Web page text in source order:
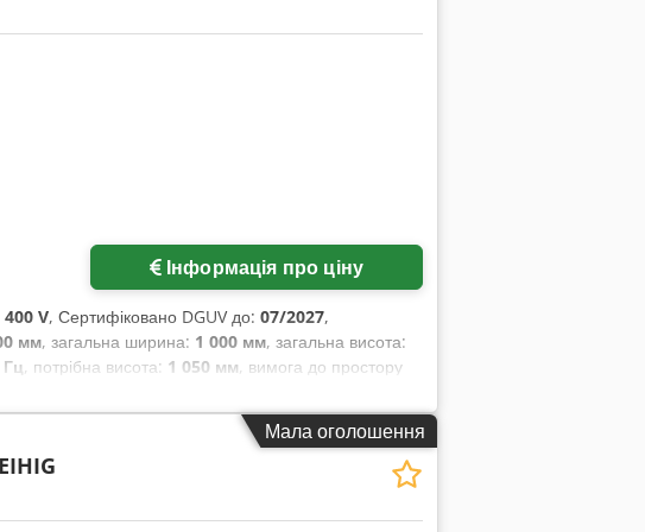
Інформація про ціну
400 V, Сертифіковано DGUV до: 07/2027,
мм, загальна ширина: 1 000 мм, загальна висота:
Гц, потрібна висота: 1 050 мм, вимога до простору
(круглоріз) Виконання з нержавіючої сталі
Ширина нарізки: 3 - 16 мм Тільки у нас
мм (ШxГxВ) Вживана машина, професійно очищена
Введення в експлуатацію та інструктаж Cedemfnz
Мала оголошення